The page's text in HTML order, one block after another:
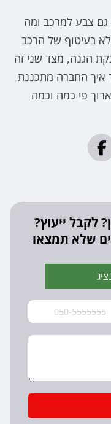
גם צבע למרכב ומה
בעיטוף של הרכב
הגנה, מצד שני זה
איך החברה מתכננת
פי כמה וכמה
לקבל ייעוץ?
שלא תמצאו